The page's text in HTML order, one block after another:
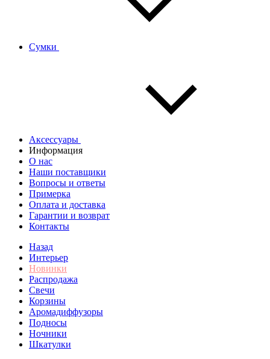
Сумки
Аксессуары
Информация
О нас
Наши поставщики
Вопросы и ответы
Примерка
Оплата и доставка
Гарантии и возврат
Контакты
Назад
Интерьер
Новинки
Распродажа
Свечи
Корзины
Аромадиффузоры
Подносы
Ночники
Шкатулки